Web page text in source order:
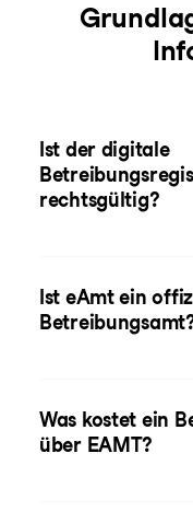
Ist der digitale
rechtsgültig?
Ist eAmt ein
Was kostet ein
über EAMT?